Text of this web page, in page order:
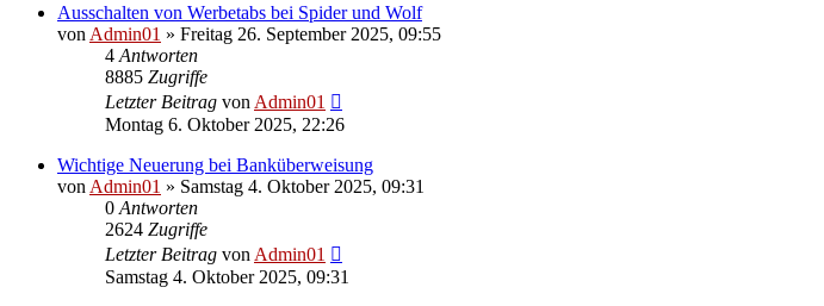
Ausschalten von Werbetabs bei Spider und Wolf
von Admin01 » Freitag 26. September 2025, 09:55
4 Antworten
8885 Zugriffe
Letzter Beitrag von Admin01
Montag 6. Oktober 2025, 22:26
Wichtige Neuerung bei Banküberweisung
von Admin01 » Samstag 4. Oktober 2025, 09:31
0 Antworten
2624 Zugriffe
Letzter Beitrag von Admin01
Samstag 4. Oktober 2025, 09:31